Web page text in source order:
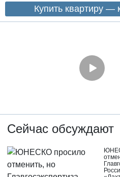
Купить квартиру —
Сейчас обсуждают